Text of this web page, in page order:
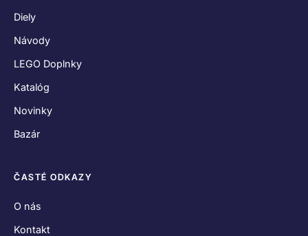
Diely
Návody
LEGO Doplnky
Katalóg
Novinky
Bazár
ČASTÉ ODKAZY
O nás
Kontakt